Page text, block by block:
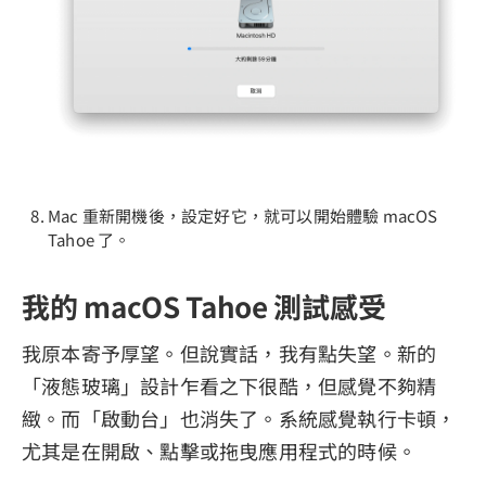
Mac 重新開機後，設定好它，就可以開始體驗 macOS
Tahoe 了。
我的 macOS Tahoe 測試感受
我原本寄予厚望。但說實話，我有點失望。新的
「液態玻璃」設計乍看之下很酷，但感覺不夠精
緻。而「啟動台」也消失了。系統感覺執行卡頓，
尤其是在開啟、點擊或拖曳應用程式的時候。